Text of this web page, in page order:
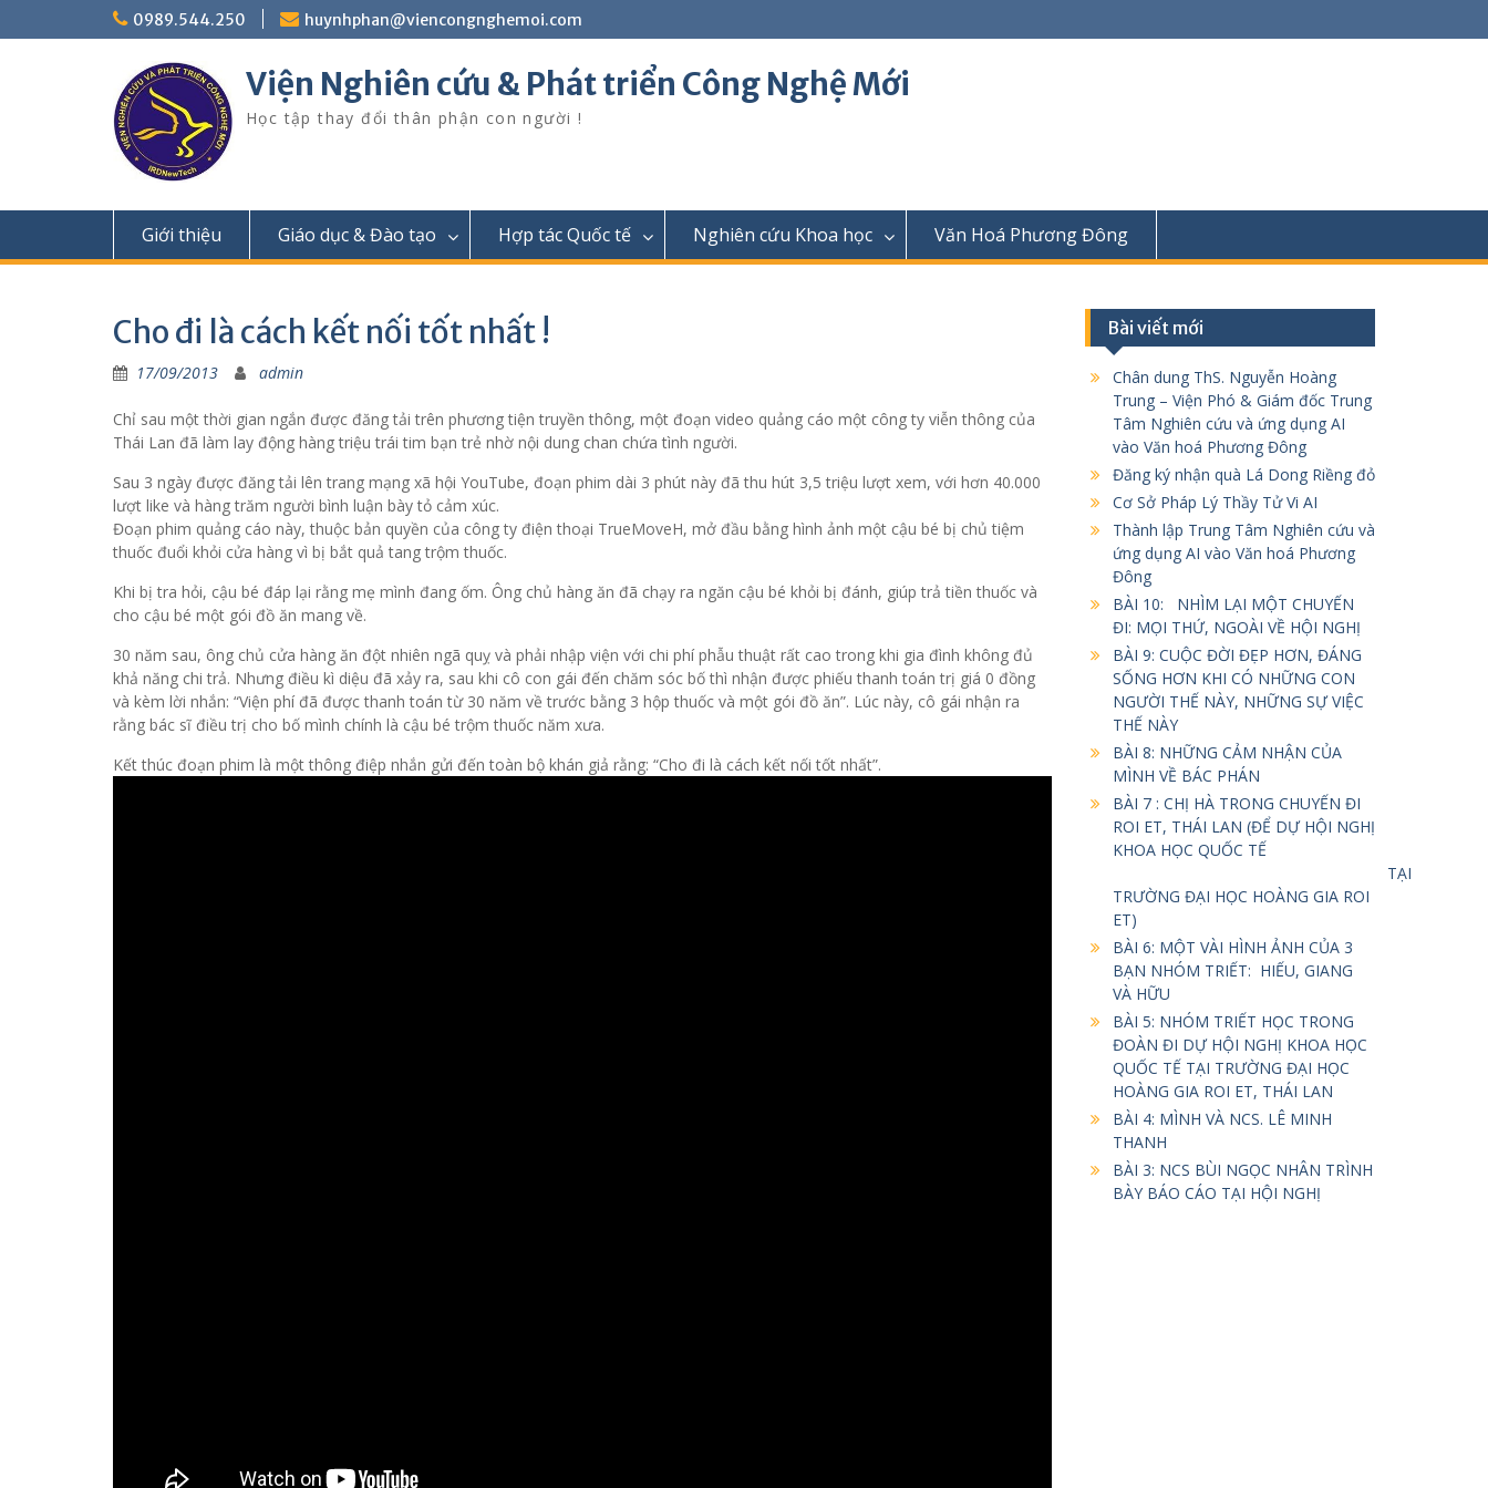
to
0989.544.250 huynhphan@viencongnghemoi.com
Viện Nghiên cứu & Phát triển Công Nghệ Mới
Học tập thay đổi thân phận con người !
Giới thiệu Giáo dục & Đào tạo Hợp tác Quốc tế Nghiên cứu Khoa học Văn Hoá Phương Đông
Cho đi là cách kết nối tốt nhất !
17/09/2013 admin
Chỉ sau một thời gian ngắn được đăng tải trên phương tiện truyền thông, một đoạn video quảng cáo một công ty viễn thông của
Thái Lan đã làm lay động hàng triệu trái tim bạn trẻ nhờ nội dung chan chứa tình người.
Sau 3 ngày được đăng tải lên trang mạng xã hội YouTube, đoạn phim dài 3 phút này đã thu hút 3,5 triệu lượt xem, với hơn 40.000
lượt like và hàng trăm người bình luận bày tỏ cảm xúc.
Đoạn phim quảng cáo này, thuộc bản quyền của công ty điện thoại TrueMoveH, mở đầu bằng hình ảnh một cậu bé bị chủ tiệm
thuốc đuổi khỏi cửa hàng vì bị bắt quả tang trộm thuốc.
Khi bị tra hỏi, cậu bé đáp lại rằng mẹ mình đang ốm. Ông chủ hàng ăn đã chạy ra ngăn cậu bé khỏi bị đánh, giúp trả tiền thuốc và
cho cậu bé một gói đồ ăn mang về.
30 năm sau, ông chủ cửa hàng ăn đột nhiên ngã quỵ và phải nhập viện với chi phí phẫu thuật rất cao trong khi gia đình không đủ
khả năng chi trả. Nhưng điều kì diệu đã xảy ra, sau khi cô con gái đến chăm sóc bố thì nhận được phiếu thanh toán trị giá 0 đồng
và kèm lời nhắn: “Viện phí đã được thanh toán từ 30 năm về trước bằng 3 hộp thuốc và một gói đồ ăn”. Lúc này, cô gái nhận ra
rằng bác sĩ điều trị cho bố mình chính là cậu bé trộm thuốc năm xưa.
Kết thúc đoạn phim là một thông điệp nhắn gửi đến toàn bộ khán giả rằng: “Cho đi là cách kết nối tốt nhất”.
Bài viết mới
Chân dung ThS. Nguyễn Hoàng
Trung – Viện Phó & Giám đốc Trung
Tâm Nghiên cứu và ứng dụng AI
vào Văn hoá Phương Đông
Đăng ký nhận quà Lá Dong Riềng đỏ
Cơ Sở Pháp Lý Thầy Tử Vi AI
Thành lập Trung Tâm Nghiên cứu và
ứng dụng AI vào Văn hoá Phương
Đông
BÀI 10: NHÌM LẠI MỘT CHUYẾN
ĐI: MỌI THỨ, NGOÀI VỀ HỘI NGHỊ
BÀI 9: CUỘC ĐỜI ĐẸP HƠN, ĐÁNG
SỐNG HƠN KHI CÓ NHỮNG CON
NGƯỜI THẾ NÀY, NHỮNG SỰ VIỆC
THẾ NÀY
BÀI 8: NHỮNG CẢM NHẬN CỦA
MÌNH VỀ BÁC PHÁN
BÀI 7 : CHỊ HÀ TRONG CHUYẾN ĐI
ROI ET, THÁI LAN (ĐỂ DỰ HỘI NGHỊ
KHOA HỌC QUỐC TẾ
TẠI
TRƯỜNG ĐẠI HỌC HOÀNG GIA ROI
ET)
BÀI 6: MỘT VÀI HÌNH ẢNH CỦA 3
BẠN NHÓM TRIẾT: HIẾU, GIANG
VÀ HỮU
BÀI 5: NHÓM TRIẾT HỌC TRONG
ĐOÀN ĐI DỰ HỘI NGHỊ KHOA HỌC
QUỐC TẾ TẠI TRƯỜNG ĐẠI HỌC
HOÀNG GIA ROI ET, THÁI LAN
BÀI 4: MÌNH VÀ NCS. LÊ MINH
THANH
BÀI 3: NCS BÙI NGỌC NHÂN TRÌNH
BÀY BÁO CÁO TẠI HỘI NGHỊ